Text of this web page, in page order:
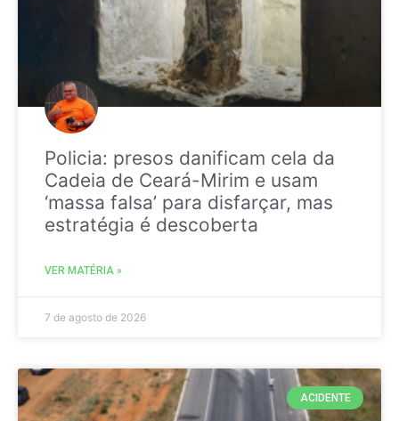
Policia: presos danificam cela da
Cadeia de Ceará-Mirim e usam
‘massa falsa’ para disfarçar, mas
estratégia é descoberta
VER MATÉRIA »
7 de agosto de 2026
ACIDENTE